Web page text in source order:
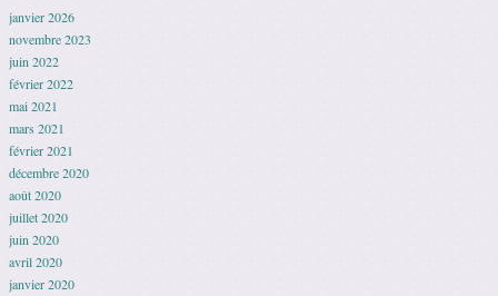
janvier 2026
novembre 2023
juin 2022
février 2022
mai 2021
mars 2021
février 2021
décembre 2020
août 2020
juillet 2020
juin 2020
avril 2020
janvier 2020